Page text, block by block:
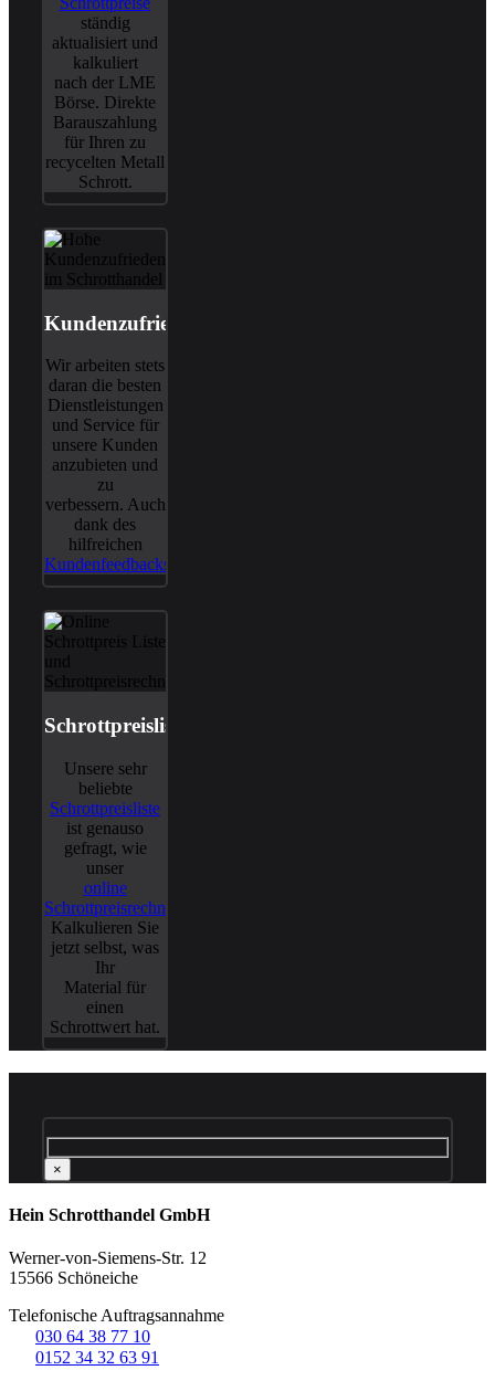
ständig
aktualisiert und
kalkuliert
nach der LME
Börse. Direkte
Barauszahlung
für Ihren zu
recycelten Metall
Schrott.
Kundenzufriedenheit
Wir arbeiten stets
daran die besten
Dienstleistungen
und Service für
unsere Kunden
anzubieten und
zu
verbessern. Auch
dank des
hilfreichen
Kundenfeedbacks
Schrottpreisliste
Unsere sehr
beliebte
Schrottpreisliste
ist genauso
gefragt, wie
unser
online
Schrottpreisrechner
Kalkulieren Sie
jetzt selbst, was
Ihr
Material für
einen
Schrottwert hat.
×
Hein Schrotthandel GmbH
Werner-von-Siemens-Str. 12
15566 Schöneiche
Telefonische Auftragsannahme
030 64 38 77 10
0152 34 32 63 91